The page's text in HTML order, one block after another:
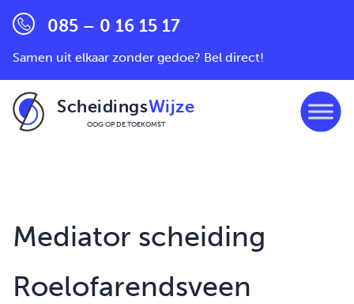
085 – 0 16 15 17
Samen uit elkaar zonder gedoe? Bel direct!
ScheidingsWijze
OOG OP DE TOEKOMST
Mediator scheiding
Roelofarendsveen